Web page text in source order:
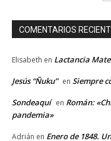
COMENTARIOS
Elisabeth en Lactancia
Jesús “Ñuku” en Siempre
Sondeaquí en Román:
pandemia»
Adrián en Enero de 1848.